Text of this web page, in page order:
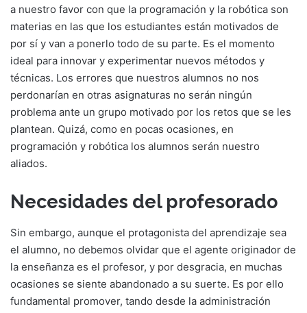
a nuestro favor con que la programación y la robótica son
materias en las que los estudiantes están motivados de
por sí y van a ponerlo todo de su parte. Es el momento
ideal para innovar y experimentar nuevos métodos y
técnicas. Los errores que nuestros alumnos no nos
perdonarían en otras asignaturas no serán ningún
problema ante un grupo motivado por los retos que se les
plantean. Quizá, como en pocas ocasiones, en
programación y robótica los alumnos serán nuestro
aliados.
Necesidades del profesorado
Sin embargo, aunque el protagonista del aprendizaje sea
el alumno, no debemos olvidar que el agente originador de
la enseñanza es el profesor, y por desgracia, en muchas
ocasiones se siente abandonado a su suerte. Es por ello
fundamental promover, tando desde la administración